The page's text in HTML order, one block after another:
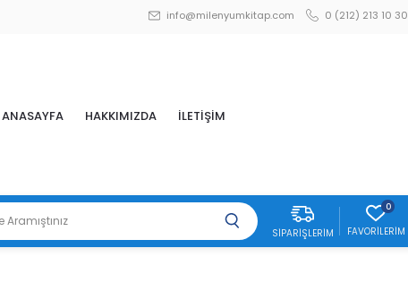
info@milenyumkitap.com 0 (212) 213 10 30
ANASAYFA HAKKIMIZDA İLETİŞİM
SIPARIŞLERIM
0
FAVORILERIM